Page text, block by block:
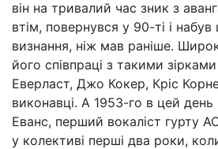
він на тривалий час зник з
втім, повернувся у 90-ті і
визнання, ніж мав раніше.
його співпраці з такими
Еверласт, Джо Кокер, Кріс
виконавці. А 1953-го в цей
Еванс, перший вокаліст гурту
у колективі перші два роки,